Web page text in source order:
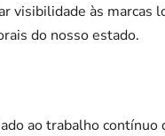
visibilidade às
do nosso estado.
ao trabalho